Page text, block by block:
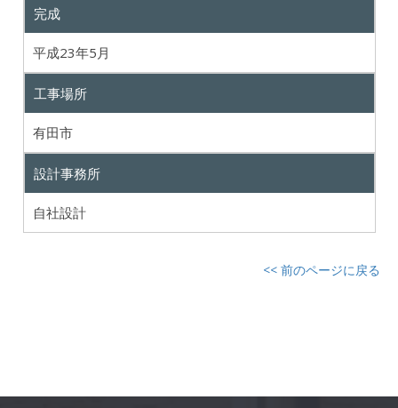
完成
平成23年5月
工事場所
有田市
設計事務所
自社設計
<< 前のページに戻る